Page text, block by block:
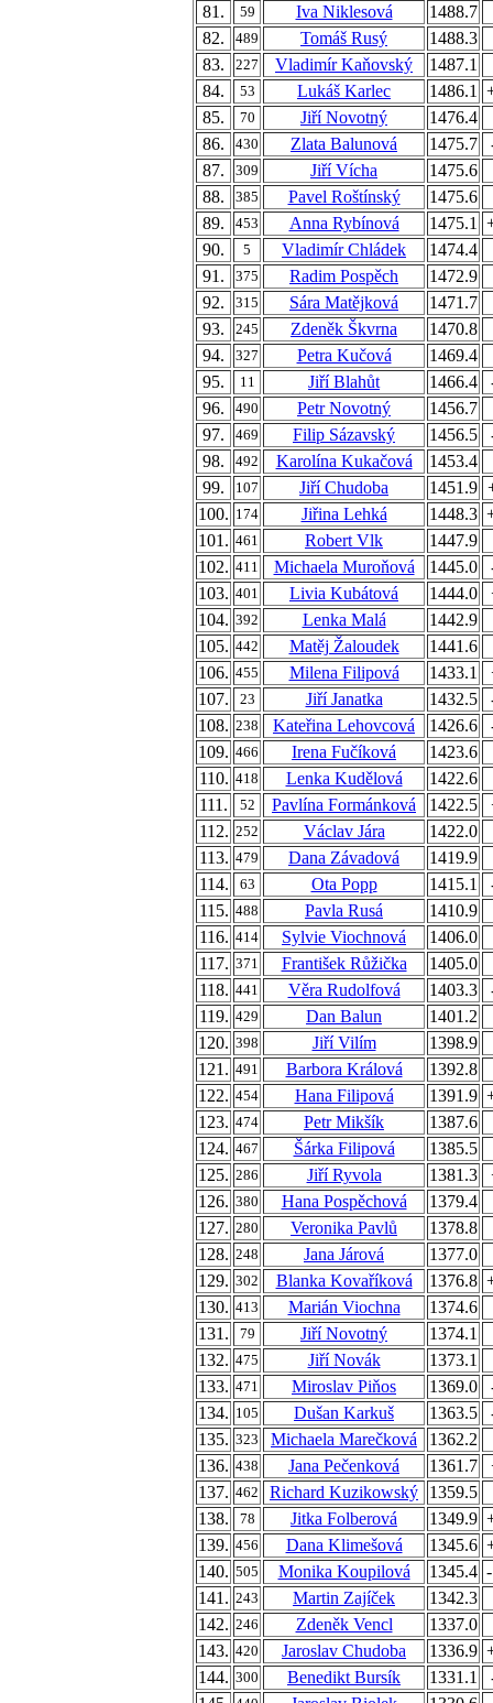
81.
59 Iva Niklesová
1488.7
82.
489 Tomáš Rusý
1488.3
83.
227 Vladimír Kaňovský
1487.1
84.
53 Lukáš Karlec 1486.1
85.
70 Jiří Novotný
1476.4
86.
430 Zlata Balunová 1475.7
87.
309 Jiří Vícha
1475.6
88.
385 Pavel Roštínský
1475.6
89.
453 Anna Rybínová 1475.1
90.
5 Vladimír Chládek
1474.4
91.
375 Radim Pospěch
1472.9
92.
315 Sára Matějková
1471.7
93.
245 Zdeněk Škvrna
1470.8
94.
327 Petra Kučová
1469.4
95.
11 Jiří Blahůt 1466.4
96.
490 Petr Novotný
1456.7
97.
469 Filip Sázavský 1456.5
98.
492 Karolína Kukačová
1453.4
99.
107 Jiří Chudoba 1451.9
100. 174 Jiřina Lehká 1448.3
101. 461 Robert Vlk
1447.9
102. 411 Michaela Muroňová 1445.0
103. 401 Livia Kubátová 1444.0
104. 392 Lenka Malá
1442.9
105. 442 Matěj Žaloudek
1441.6
106. 455 Milena Filipová 1433.1
107.
23 Jiří Janatka 1432.5
108. 238 Kateřina Lehovcová 1426.6
109. 466 Irena Fučíková
1423.6
110. 418 Lenka Kudělová
1422.6
111.
52 Pavlína Formánková 1422.5
112. 252 Václav Jára
1422.0
113. 479 Dana Závadová
1419.9
114.
63 Ota Popp 1415.1
115. 488 Pavla Rusá
1410.9
116. 414 Sylvie Viochnová
1406.0
117. 371 František Růžička
1405.0
118. 441 Věra Rudolfová 1403.3
119. 429 Dan Balun
1401.2
120. 398 Jiří Vilím
1398.9
121. 491 Barbora Králová
1392.8
122. 454 Hana Filipová 1391.9
123. 474 Petr Mikšík
1387.6
124. 467 Šárka Filipová
1385.5
125. 286 Jiří Ryvola 1381.3
126. 380 Hana Pospěchová
1379.4
127. 280 Veronika Pavlů
1378.8
128. 248 Jana Járová
1377.0
129. 302 Blanka Kovaříková 1376.8
130. 413 Marián Viochna
1374.6
131.
79 Jiří Novotný
1374.1
132. 475 Jiří Novák
1373.1
133. 471 Miroslav Piňos 1369.0
134. 105 Dušan Karkuš 1363.5
135. 323 Michaela Marečková
1362.2
136. 438 Jana Pečenková 1361.7
137. 462 Richard Kuzikowský
1359.5
138.
78 Jitka Folberová 1349.9
139. 456 Dana Klimešová 1345.6
140. 505 Monika Koupilová 1345.4
141. 243 Martin Zajíček
1342.3
142. 246 Zdeněk Vencl
1337.0
143. 420 Jaroslav Chudoba 1336.9
144. 300 Benedikt Bursík 1331.1